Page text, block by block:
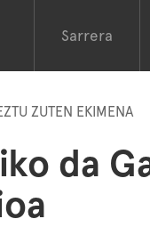
Sarrera
ZUTEN EKIMENA
da